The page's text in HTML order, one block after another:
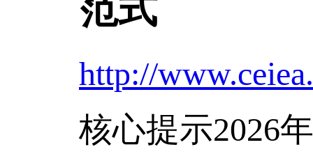
范式
http://
核心提示2026